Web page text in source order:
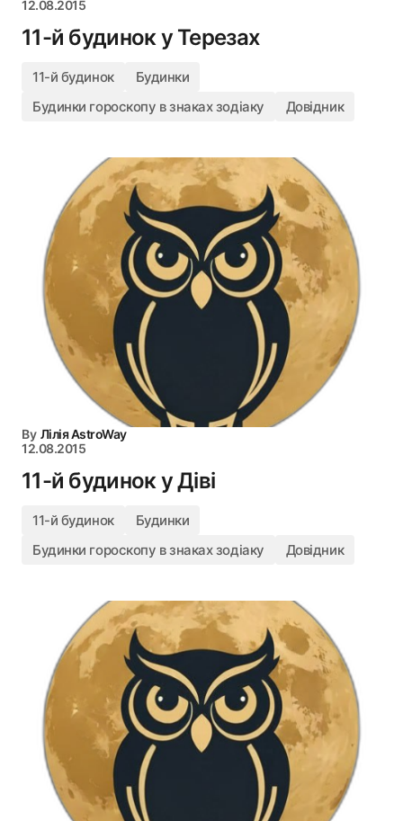
12.08.2015
11-й будинок у Терезах
11-й будинок
Будинки
Будинки гороскопу в знаках зодіаку
Довідник
By Лілія AstroWay
12.08.2015
11-й будинок у Діві
11-й будинок
Будинки
Будинки гороскопу в знаках зодіаку
Довідник